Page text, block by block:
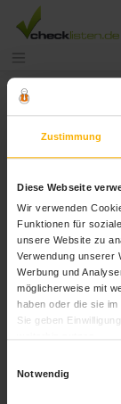
Zustimmung
Diese Webseite
Wir verwenden
Funktionen für
unsere Website zu
Verwendung unserer
Werbung und
möglicherweise mit
haben oder die sie
Sie geben
Notwendig
Zum
Inhalt
springen